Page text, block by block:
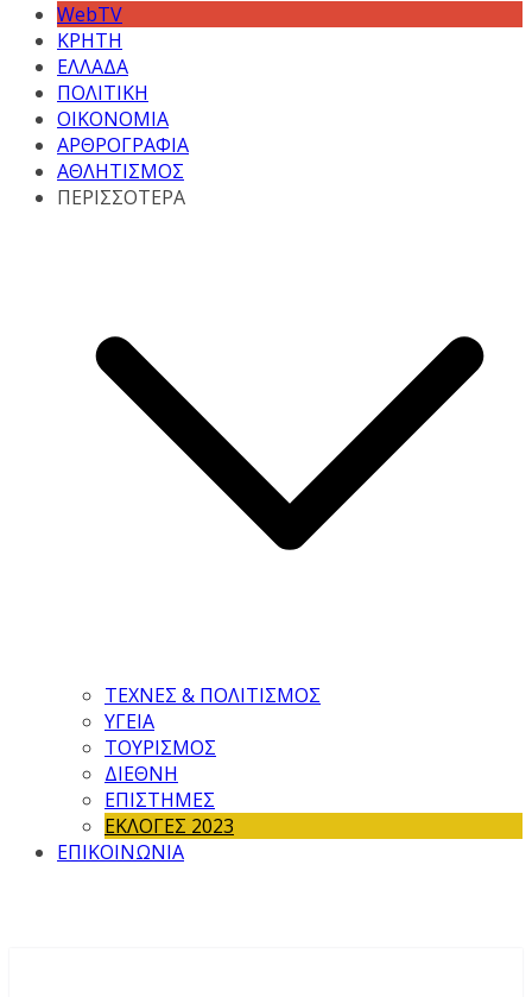
WebTV
ΚΡΗΤΗ
ΕΛΛΑΔΑ
ΠΟΛΙΤΙΚΗ
ΟΙΚΟΝΟΜΙΑ
ΑΡΘΡΟΓΡΑΦΙΑ
ΑΘΛΗΤΙΣΜΟΣ
ΠΕΡΙΣΣΟΤΕΡΑ
ΤΕΧΝΕΣ & ΠΟΛΙΤΙΣΜΟΣ
ΥΓΕΙΑ
ΤΟΥΡΙΣΜΟΣ
ΔΙΕΘΝΗ
ΕΠΙΣΤΗΜΕΣ
ΕΚΛΟΓΕΣ 2023
ΕΠΙΚΟΙΝΩΝΙΑ